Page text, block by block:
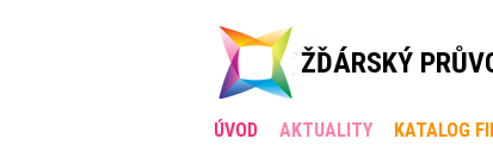
ŽĎÁRSKÝ
ÚVOD AKTUALITY KATALOG